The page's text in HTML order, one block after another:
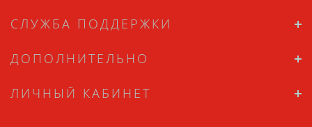
СЛУЖБА ПОДДЕРЖКИ
ДОПОЛНИТЕЛЬНО
ЛИЧНЫЙ КАБИНЕТ